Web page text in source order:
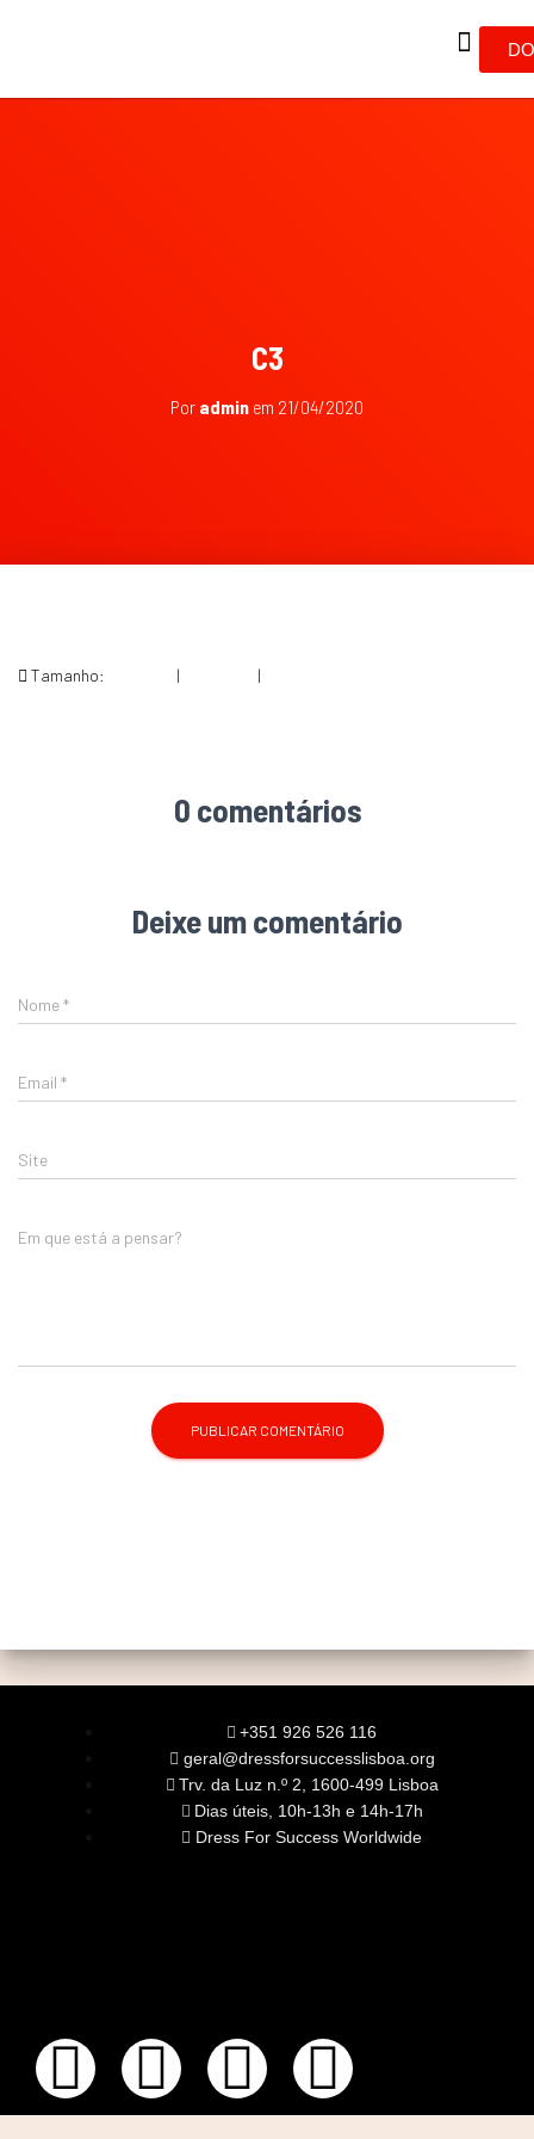
C3
Por admin em 21/04/2020
Tamanho: | |
0 comentários
Deixe um comentário
Nome*
Email *
Site
Em que está a pensar?
+351 926 526 116
geral@dressforsuccesslisboa.org
Trv. da Luz n.º 2, 1600-499 Lisboa
Dias úteis, 10h-13h e 14h-17h
Dress For Success Worldwide